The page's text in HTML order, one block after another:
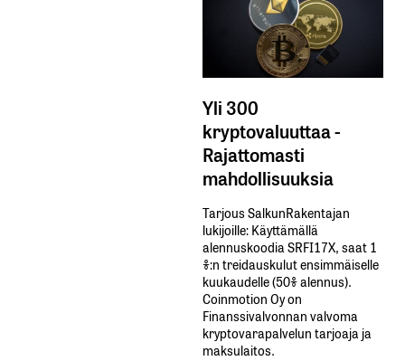
Yli 300
kryptovaluuttaa -
Rajattomasti
mahdollisuuksia
Tarjous SalkunRakentajan
lukijoille: Käyttämällä​ ​
alennuskoodia​ ​SRFI17X,​ ​saat​ ​1
%:n treidauskulut​ ​ensimmäiselle​ ​
kuukaudelle​ ​(50%​ ​alennus).
Coinmotion Oy on
Finanssivalvonnan valvoma
kryptovarapalvelun tarjoaja ja
maksulaitos.